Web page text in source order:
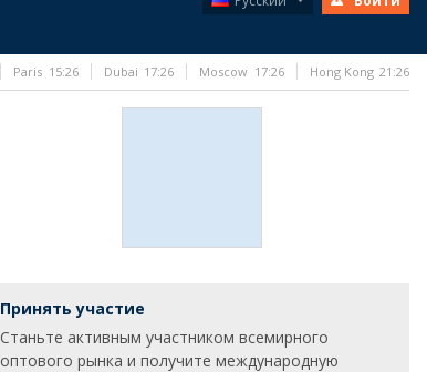
Принять участие
Станьте активным участником всемирного
оптового рынка и получите международную
Paris 15:26 Dubai 17:26 Moscow 17:26 Hong Kong 21:26